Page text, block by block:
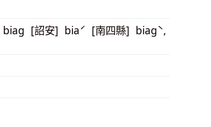
[詔安] biaˊ [南四縣] biagˋ,